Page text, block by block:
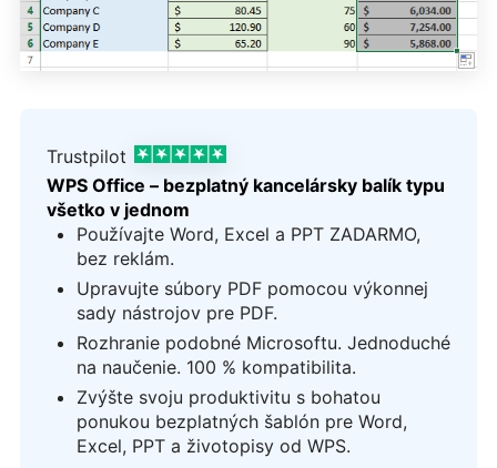
Trustpilot
WPS Office – bezplatný kancelársky balík typu
všetko v jednom
Používajte Word, Excel a PPT ZADARMO,
bez reklám.
Upravujte súbory PDF pomocou výkonnej
sady nástrojov pre PDF.
Rozhranie podobné Microsoftu. Jednoduché
na naučenie. 100 % kompatibilita.
Zvýšte svoju produktivitu s bohatou
ponukou bezplatných šablón pre Word,
Excel, PPT a životopisy od WPS.